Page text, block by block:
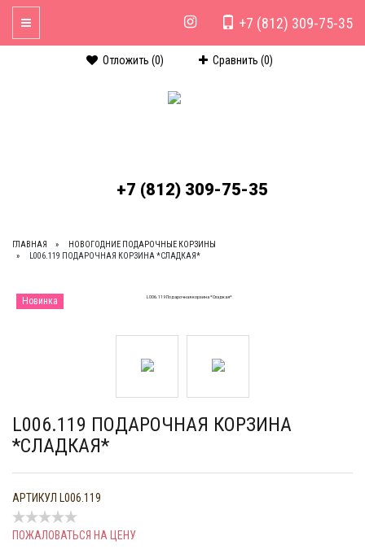
Отложить (0) Сравнить (0)
+7 (812) 309-75-35
+7 (812) 309-75-35
Toggle Navigation
ГЛАВНАЯ
НОВОГОДНИЕ ПОДАРОЧНЫЕ КОРЗИНЫ
L006.119 ПОДАРОЧНАЯ КОРЗИНА *СЛАДКАЯ*
Новинка
L006.119 ПОДАРОЧНАЯ КОРЗИНА
*СЛАДКАЯ*
АРТИКУЛ L006.119
ПОЖАЛОВАТЬСЯ НА ЦЕНУ